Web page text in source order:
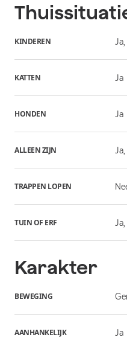
KINDEREN
KATTEN Ja
HONDEN Ja
ALLEEN ZIJN
TRAPPEN LOPEN
TUIN OF ERF
Karakter
BEWEGING
AANHANKELIJK Ja